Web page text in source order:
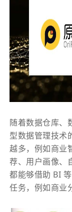
随着数据仓库、
型数据管理技术
越多，例如商业
荐、用户画像、
都能够借助 BI
任务，例如商业